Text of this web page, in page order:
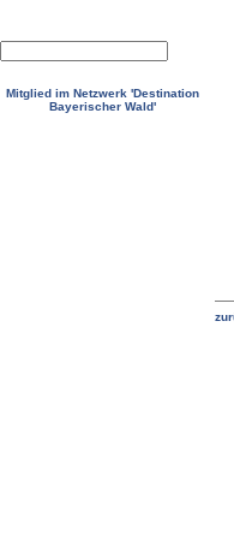
Mitglied im Netzwerk 'Destination
Bayerischer Wald'